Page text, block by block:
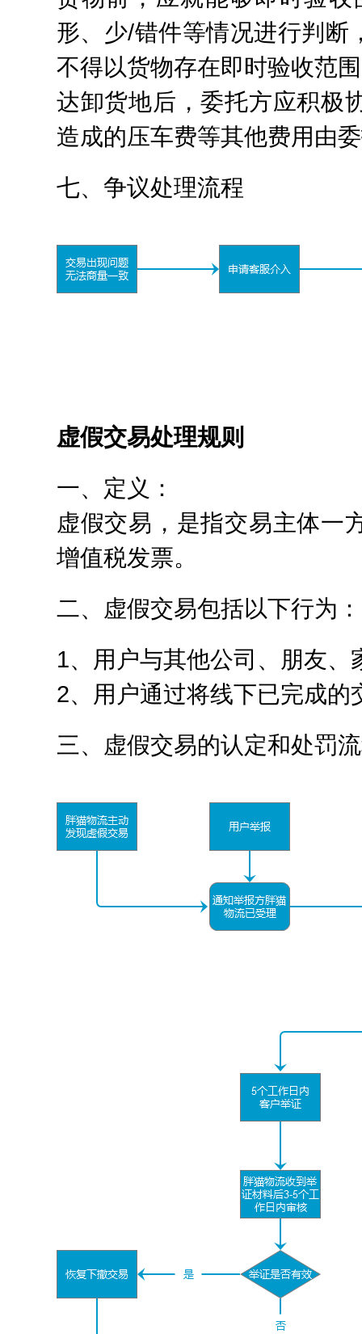
形、少/错件等情况进行判断
不得以货物存在即时验收范
达卸货地后，委托方应积极
造成的压车费等其他费用由
七、争议处理流程
虚假交易处理规则
一、定义：
虚假交易，是指交易主体一
增值税发票。
二、虚假交易包括以下行为：
1、用户与其他公司、朋友
2、用户通过将线下已完成
三、虚假交易的认定和处罚